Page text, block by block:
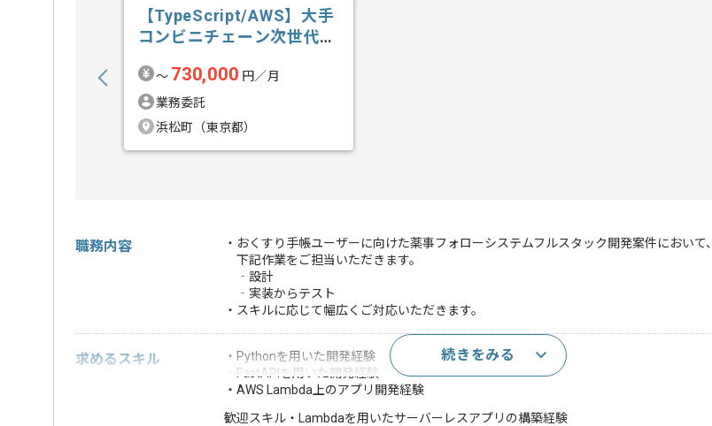
【TypeScript/AWS】大手
コンビニチェーン次世代
〜 730,000 円／月
業務委託
浜松町（東京都）
職務内容
・おくすり手帳ユーザーに向けた薬事フォローシステムフルスタック開発案件において、
下記作業をご担当いただきます。
‐設計
‐実装からテスト
・スキルに応じて幅広くご対応いただきます。
求めるスキル
・Pythonを用いた開発経験
・FastAPIを用いた開発経験
・AWS Lambda上のアプリ開発経験
歓迎スキル ・Lambdaを用いたサーバーレスアプリの構築経験
続きをみる